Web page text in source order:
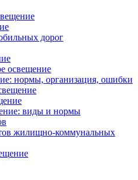
дорог
освещение
нормы, организация, ошибки
виды и нормы
жилищно-коммунальных